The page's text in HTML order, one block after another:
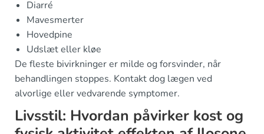
Diarré
Mavesmerter
Hovedpine
Udslæt eller kløe
De fleste bivirkninger er milde og forsvinder, når
behandlingen stoppes. Kontakt dog lægen ved
alvorlige eller vedvarende symptomer.
Livsstil: Hvordan påvirker kost og